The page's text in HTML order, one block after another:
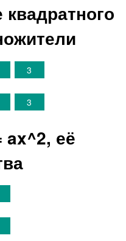
3
3
ax^2, её